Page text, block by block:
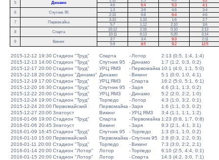
5
Динамо
4:6
6:4 5:3
4:1
6
Спутник 95
1:3 3:9 4:6
3:4
2:10
6:8 6:4
4:6
7
Первомайка
3:10 1:10 1:6
2:7
5:7
1:12 2:10
3:6
8
Спарта
10:12 2:16 0:10
2:13
10:11
6:13 5:20
3:14
9
Викинг
3:7 3:4 9:3
2:11
5:9
8:5 9:2 12:5
2015-12-12 19:30Стадион "Труд" Спарта - Лотор
2:13 (0:5, 1:4, 1:4)
2015-12-13 14:00Стадион "Труд" Спутник 95 - Динамо
1:7 (1:2, 0:3, 0:2)
2015-12-17 20:00Стадион "Труд" УРЦ ЯМЗ -Первомайка 10:1 (4:0, 1:1, 5:0)
2015-12-18 20:00Стадион "Динамо" Динамо -Викинг
5:1 (0:0, 1:0, 4:1)
2015-12-19 17:00Стадион "Труд" УРЦ ЯМЗ -Спарта
16:2 (5:0, 5:1, 6:1)
2015-12-20 16:30Стадион "Труд" Спутник 95 -Заря
4:6 (3:1, 1:3, 0:2)
2015-12-22 20:00Стадион "Труд" УРЦ ЯМЗ - Динамо
5:2 (2:0, 2:2, 1:0)
2015-12-24 19:00Стадион "Труд" Торпедо - Лотор
4:3 (1:0, 3:2, 0:1)
2015-12-24 20:00Первомайский Первомайка -Заря
1:6 (1:1, 0:3, 0:2)
2015-12-27 20:00Златоуст Викинг -УРЦ ЯМЗ
3:4 (1:1, 1:1, 1:2)
2016-01-06 19:00Стадион "Труд" Спарта -Первомайка 1:23 (0:8, 1:7, 0:8)
2016-01-06 20:45 Златоуст Викинг -Заря
9:3 (2:1, 4:1, 3:1)
2016-01-09 16:45 Стадион "Труд" Спутник 95 -Торпедо
1:3 (0:1, 1:0, 0:2)
2016-01-10 15:00Первомайский Первомайка -Спутник 95
2:8 (0:3, 2:2, 0:3)
2016-01-11 20:00 Стадион "Труд" Торпедо -Викинг
7:3 (3:0, 2:2, 2:1)
2016-01-14 20:00Стадион "Лотор" Лотор -Торпедо
6:10 (2:5, 4:4, 0:1)
2016-01-15 20:00Стадион "Лотор" Лотор -Спарта
14:3 (4:2, 3:0, 7:1)